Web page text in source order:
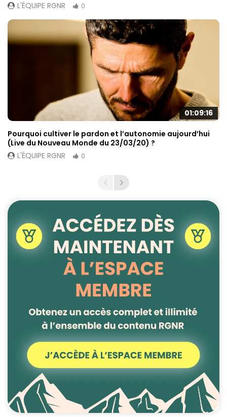
L'ÉQUIPE RGNR
0
01:09:16
Pourquoi cultiver le pardon et l’autonomie aujourd’hui
(Live du Nouveau Monde du 23/03/20) ?
L'ÉQUIPE RGNR
0